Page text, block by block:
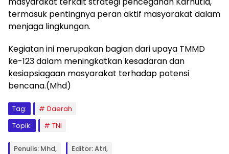
termasuk pentingnya peran aktif masyarakat dalam
menjaga lingkungan.
Kegiatan ini merupakan bagian dari upaya TMMD
ke-123 dalam meningkatkan kesadaran dan
kesiapsiagaan masyarakat terhadap potensi
bencana.(Mhd)
Tag:
Daerah
Topik:
TNI
Penulis: Mhd, Editor: Atri,